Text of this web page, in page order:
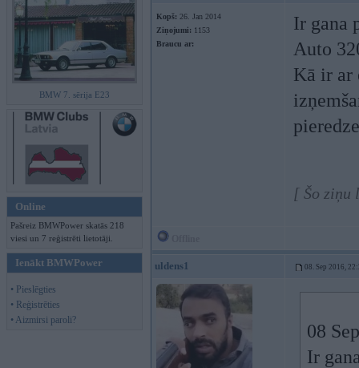
BMW 7. sērija E23
Online
Pašreiz BMWPower skatās 218
viesi un 7 reģistrēti lietotāji.
Ienākt BMWPower
• Pieslēgties
• Reģistrēties
• Aizmirsi paroli?
Kopš: 26. Jan 2014
Ziņojumi: 1153
Braucu ar:
Ir gana
Auto
Kā ir ar
[ Šo ziņu
uldens1 08. Sep 2016,
08
Ir